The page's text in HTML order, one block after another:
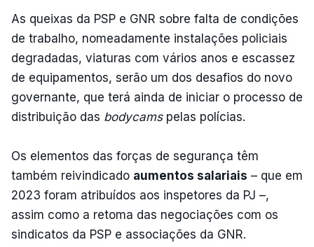
As queixas da PSP e GNR sobre falta de condições
de trabalho, nomeadamente instalações policiais
degradadas, viaturas com vários anos e escassez
de equipamentos, serão um dos desafios do novo
governante, que terá ainda de iniciar o processo de
distribuição das bodycams pelas polícias.
Os elementos das forças de segurança têm
também reivindicado aumentos salariais – que em
2023 foram atribuídos aos inspetores da PJ –,
assim como a retoma das negociações com os
sindicatos da PSP e associações da GNR.